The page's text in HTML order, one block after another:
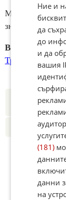
Моято формула
знам, че
Виж
Транспрес ООД
Новините на
канал Viber
Четете
Ние и
да
до
и да
вашия
(181)
данни
на